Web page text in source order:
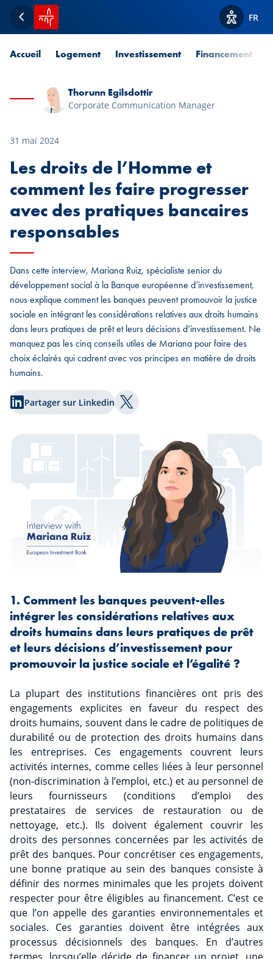
Retour
Accueil SPUERKEESS
Afficher
FR
Accueil Logement Investissement Financement
Thorunn Egilsdottir
Corporate Communication Manager
31 mai 2024
Les droits de l’Homme et
comment les faire progresser
avec des pratiques bancaires
responsables
Dans cette interview, Mariana Ruiz, spécialiste senior du
développement social à la Banque européenne d’investissement,
nous explique comment les banques peuvent promouvoir la justice
sociale en intégrant les considérations relatives aux droits humains
dans leurs pratiques de prêt et leurs décisions d’investissement. Ne
manquez pas les cinq conseils utiles de Mariana pour faire des
choix éclairés qui cadrent avec vos principes en matière de droits
humains.
Partager sur Linkedin Partager sur Twitter
1. Comment les banques peuvent-elles
intégrer les considérations relatives aux
droits humains dans leurs pratiques de prêt
et leurs décisions d’investissement pour
promouvoir la justice sociale et l’égalité ?
La plupart des institutions financières ont pris des
engagements explicites en faveur du respect des
droits humains, souvent dans le cadre de politiques de
durabilité ou de protection des droits humains dans
les entreprises. Ces engagements couvrent leurs
activités internes, comme celles liées à leur personnel
(non-discrimination à l’emploi, etc.) et au personnel de
leurs fournisseurs (conditions d’emploi des
prestataires de services de restauration ou de
nettoyage, etc.). Ils doivent également couvrir les
droits des personnes concernées par les activités de
prêt des banques. Pour concrétiser ces engagements,
une bonne pratique au sein des banques consiste à
définir des normes minimales que les projets doivent
respecter pour être éligibles au financement. C’est ce
que l’on appelle des garanties environnementales et
sociales. Ces garanties doivent être intégrées aux
processus décisionnels des banques. En d’autres